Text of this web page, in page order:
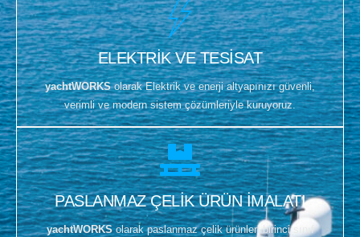
ELEKTRİK VE TESİSAT
yachtWORKSolarak Elektrik ve enerji altyapınızı güvenli,
verimli ve modern sistem çözümleriyle kuruyoruz.
PASLANMAZ ÇELİK ÜRÜN İMALATI
yachtWORKSolarak paslanmaz çelik ürünleri birinci sınıf